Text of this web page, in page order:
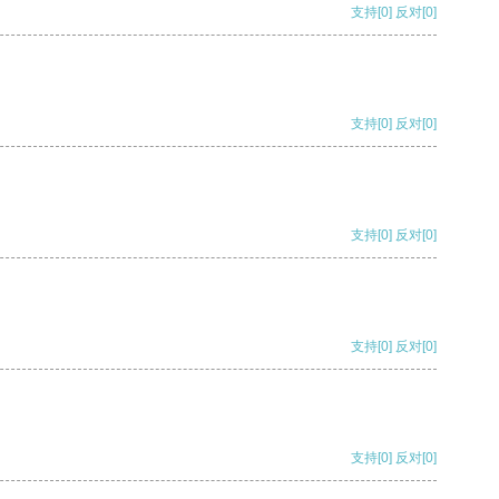
支持[0] 反对[0]
支持[0] 反对[0]
支持[0] 反对[0]
支持[0] 反对[0]
支持[0] 反对[0]